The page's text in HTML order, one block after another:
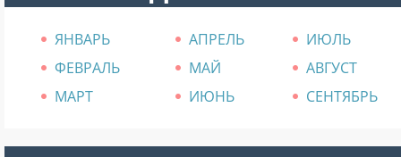
ЯНВАРЬ АПРЕЛЬ
ИЮЛЬ
ФЕВРАЛЬ
МАЙ
АВГУСТ
МАРТ
ИЮНЬ СЕНТЯБРЬ